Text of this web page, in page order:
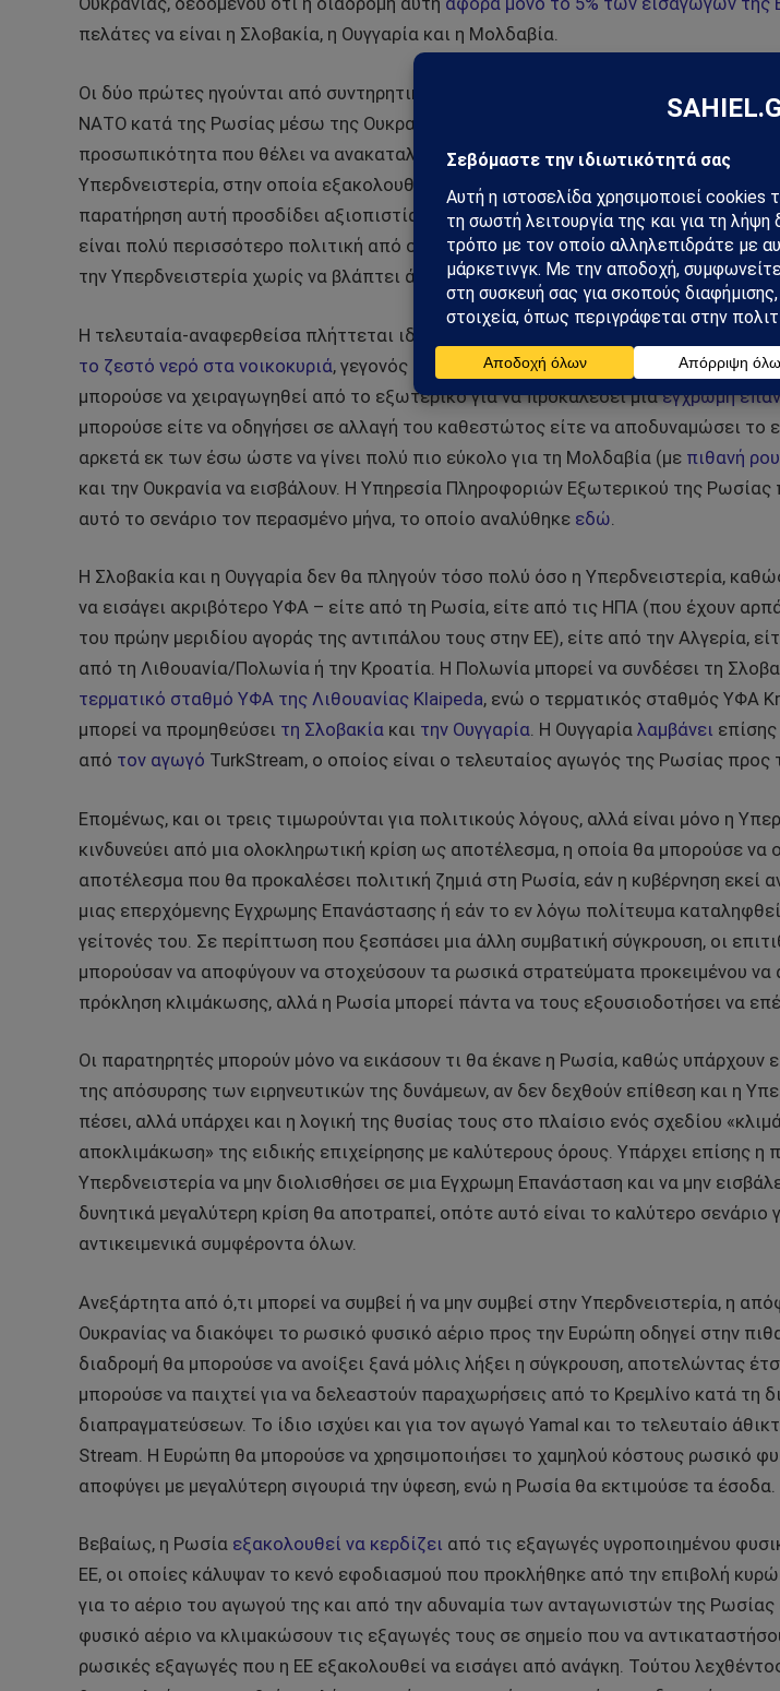
Ουκρανίας, δεδομένου ότι η διαδρομή αυτή αφορά μόνο το 5% των εισαγωγών της
πελάτες να είναι η Σλοβακία, η Ουγγαρία και η Μολδαβία.
Οι δύο πρώτες ηγούνται από συντηρητικούς-εθνικιστές που αντιτίθενται
ΝΑΤΟ κατά της Ρωσίας μέσω της Ουκρανίας, ενώ η τρίτη κυβερνάται από μια
προσωπικότητα που θέλει να ανακαταλάβει την αυτονομιστική περιοχή της χώρας
Υπερδνειστερία, στην οποία εξακολουθούν να εδρεύουν αρκετές χιλιάδες Ρώσοι
παρατήρηση αυτή προσδίδει αξιοπιστία στον προηγούμενο ισχυρισμό ότι η
είναι πολύ περισσότερο πολιτική από οτιδήποτε άλλο, καθώς τιμωρεί τη
την Υπερδνειστερία χωρίς να βλάπτει άλλες χώρες.
Η τελευταία-αναφερθείσα πλήττεται ιδιαίτερα σκληρά αφού έπρεπε να
το ζεστό νερό στα νοικοκυριά, γεγονός που θα μπορούσε να οδηγήσει σε
μπορούσε να χειραγωγηθεί από το εξωτερικό για να προκαλέσει μιαέγχρωμη
μπορούσε είτε να οδηγήσει σε αλλαγή του καθεστώτος είτε να αποδυναμώσει το
αρκετά εκ των έσω ώστε να γίνει πολύ πιο εύκολο για τη Μολδαβία (με πιθανή
και την Ουκρανία να εισβάλουν. Η Υπηρεσία Πληροφοριών Εξωτερικού της Ρωσίας
αυτό το σενάριο τον περασμένο μήνα, το οποίο αναλύθηκε εδώ
Η Σλοβακία και η Ουγγαρία δεν θα πληγούν τόσο πολύ όσο η Υπερδνειστερία,
να εισάγει ακριβότερο ΥΦΑ – είτε από τη Ρωσία, είτε από τις ΗΠΑ (που έχουν
του πρώην μεριδίου αγοράς της αντιπάλου τους στην ΕΕ), είτε από την Αλγερία,
από τη Λιθουανία/Πολωνία ή την Κροατία. Η Πολωνία μπορεί να συνδέσει τη
τερματικό σταθμό ΥΦΑ της Λιθουανίας Klaipeda, ενώ ο τερματικός σταθμός ΥΦΑ
μπορεί να προμηθεύσει τη Σλοβακία και την Ουγγαρία. Η Ουγγαρία λαμβάνει επίσης
από τον αγωγό TurkStream, ο οποίος είναι ο τελευταίος αγωγός της Ρωσίας προς
Επομένως, και οι τρεις τιμωρούνται για πολιτικούς λόγους, αλλά είναι μόνο η
κινδυνεύει από μια ολοκληρωτική κρίση ως αποτέλεσμα, η οποία θα μπορούσε να
αποτέλεσμα που θα προκαλέσει πολιτική ζημιά στη Ρωσία, εάν η κυβέρνηση εκεί
μιας επερχόμενης Εγχρωμης Επανάστασης ή εάν το εν λόγω πολίτευμα
γείτονές του. Σε περίπτωση που ξεσπάσει μια άλλη συμβατική σύγκρουση, οι
μπορούσαν να αποφύγουν να στοχεύσουν τα ρωσικά στρατεύματα προκειμένου να
πρόκληση κλιμάκωσης, αλλά η Ρωσία μπορεί πάντα να τους εξουσιοδοτήσει να
Οι παρατηρητές μπορούν μόνο να εικάσουν τι θα έκανε η Ρωσία, καθώς υπάρχουν
της απόσυρσης των ειρηνευτικών της δυνάμεων, αν δεν δεχθούν επίθεση και η
πέσει, αλλά υπάρχει και η λογική της θυσίας τους στο πλαίσιο ενός σχεδίου
αποκλιμάκωση» της ειδικής επιχείρησης με καλύτερους όρους. Υπάρχει επίσης η
Υπερδνειστερία να μην διολισθήσει σε μια Εγχρωμη Επανάσταση και να μην
δυνητικά μεγαλύτερη κρίση θα αποτραπεί, οπότε αυτό είναι το καλύτερο σενάριο
αντικειμενικά συμφέροντα όλων.
Ανεξάρτητα από ό,τι μπορεί να συμβεί ή να μην συμβεί στην Υπερδνειστερία, η
Ουκρανίας να διακόψει το ρωσικό φυσικό αέριο προς την Ευρώπη οδηγεί στην
διαδρομή θα μπορούσε να ανοίξει ξανά μόλις λήξει η σύγκρουση, αποτελώντας
μπορούσε να παιχτεί για να δελεαστούν παραχωρήσεις από το Κρεμλίνο κατά τη
διαπραγματεύσεων. Το ίδιο ισχύει και για τον αγωγό Yamal και το τελευταίο
Stream. Η Ευρώπη θα μπορούσε να χρησιμοποιήσει το χαμηλού κόστους ρωσικό
αποφύγει με μεγαλύτερη σιγουριά την ύφεση, ενώ η Ρωσία θα εκτιμούσε τα έσοδα.
Βεβαίως, η Ρωσία εξακολουθεί να κερδίζει από τις εξαγωγές υγροποιημένου
ΕΕ, οι οποίες κάλυψαν το κενό εφοδιασμού που προκλήθηκε από την επιβολή
για το αέριο του αγωγού της και από την αδυναμία των ανταγωνιστών της Ρωσίας
φυσικό αέριο να κλιμακώσουν τις εξαγωγές τους σε σημείο που να
ρωσικές εξαγωγές που η ΕΕ εξακολουθεί να εισάγει από ανάγκη. Τούτου